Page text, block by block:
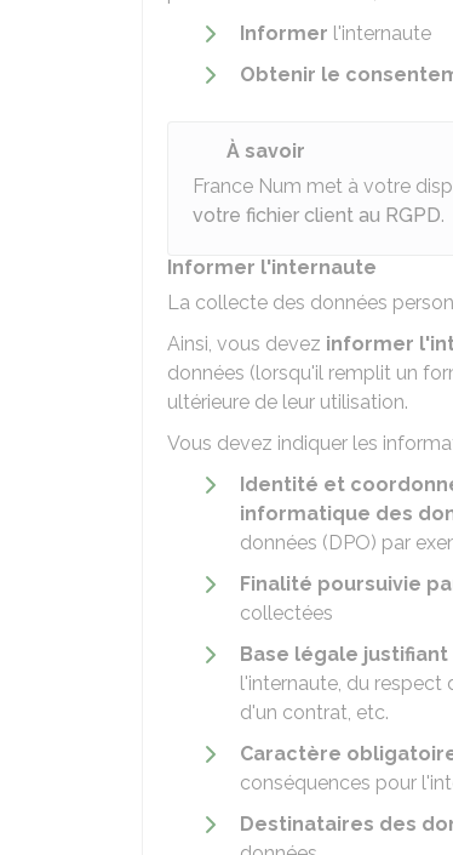
Informer l'internaute
Obtenir le
À savoir
France Num met à votre
votre fichier client au RGPD.
Informer l'internaute
La collecte des données
Ainsi, vous devez informer
données (lorsqu'il remplit un
ultérieure de leur utilisation.
Vous devez indiquer les
Identité et
informatique des
données (DPO) par
Finalité poursuivie
collectées
Base légale
l'internaute, du respect
d'un contrat, etc.
Caractère
conséquences pour
Destinataires des